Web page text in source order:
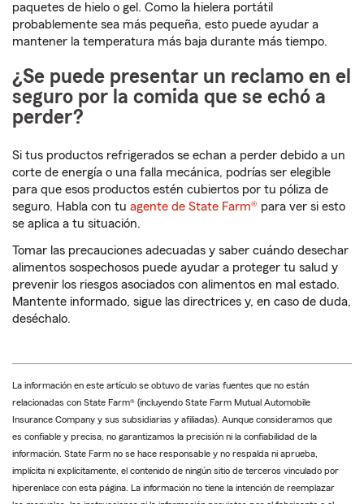
paquetes de hielo o gel. Como la hielera portátil
probablemente sea más pequeña, esto puede ayudar a
mantener la temperatura más baja durante más tiempo.
¿Se puede presentar un reclamo en el
seguro por la comida que se echó a
perder?
Si tus productos refrigerados se echan a perder debido a un
corte de energía o una falla mecánica, podrías ser elegible
para que esos productos estén cubiertos por tu póliza de
seguro. Habla con tu agente de State Farm® para ver si esto
se aplica a tu situación.
Tomar las precauciones adecuadas y saber cuándo desechar
alimentos sospechosos puede ayudar a proteger tu salud y
prevenir los riesgos asociados con alimentos en mal estado.
Mantente informado, sigue las directrices y, en caso de duda,
deséchalo.
La información en este artículo se obtuvo de varias fuentes que no están
relacionadas con State Farm® (incluyendo State Farm Mutual Automobile
Insurance Company y sus subsidiarias y afiliadas). Aunque consideramos que
es confiable y precisa, no garantizamos la precisión ni la confiabilidad de la
información. State Farm no se hace responsable y no respalda ni aprueba,
implícita ni explícitamente, el contenido de ningún sitio de terceros vinculado por
hiperenlace con esta página. La información no tiene la intención de reemplazar